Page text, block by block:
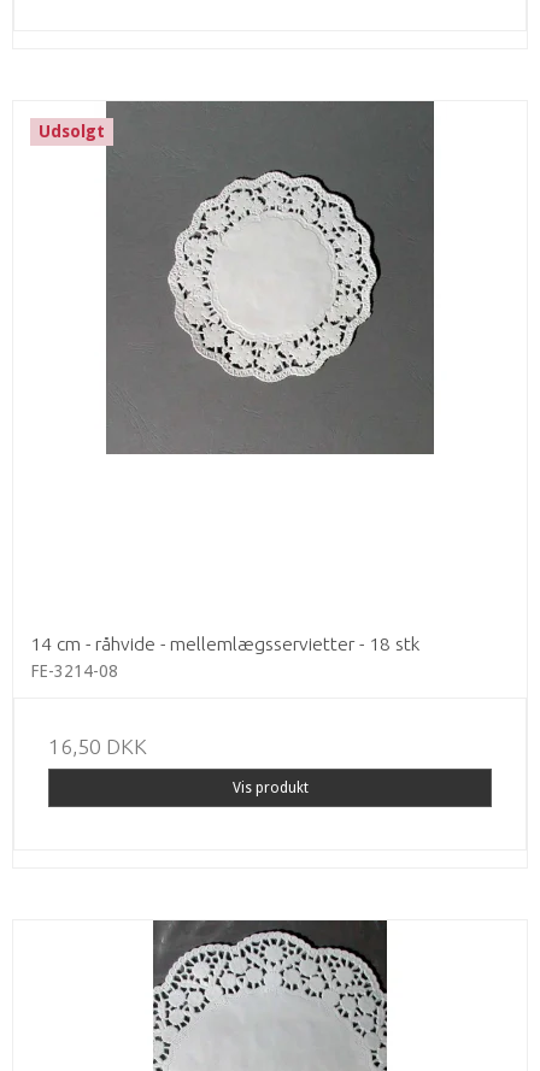
Udsolgt
14 cm - råhvide - mellemlægsservietter - 18 stk
FE-3214-08
16,50 DKK
Vis produkt